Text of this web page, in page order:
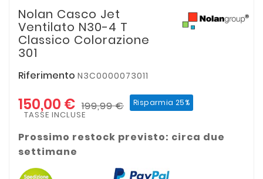
Nolan Casco Jet
Ventilato N30-4 T
Classico Colorazione
301
Riferimento N3C0000073011
150,00 € 199,99 € Risparmia 25%
TASSE INCLUSE
Prossimo restock previsto: circa due
settimane